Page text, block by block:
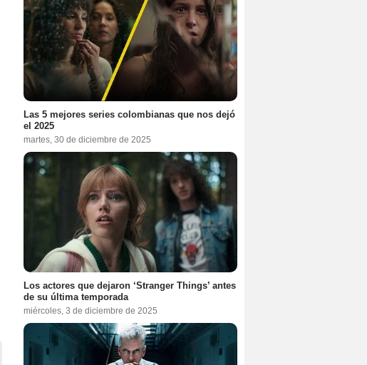
Las 5 mejores series colombianas que nos dejó
el 2025
martes, 30 de diciembre de 2025
Los actores que dejaron ‘Stranger Things’ antes
de su última temporada
miércoles, 3 de diciembre de 2025